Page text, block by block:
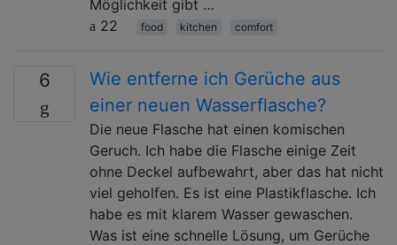
Möglichkeit gibt …
22
food kitchen comfort
6
Wie entferne ich Gerüche aus
einer neuen Wasserflasche?
Die neue Flasche hat einen komischen
Geruch. Ich habe die Flasche einige Zeit
ohne Deckel aufbewahrt, aber das hat nicht
viel geholfen. Es ist eine Plastikflasche. Ich
habe es mit klarem Wasser gewaschen.
Was ist eine schnelle Lösung, um Gerüche